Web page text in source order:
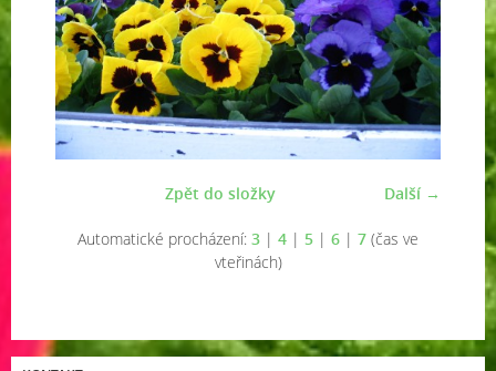
Další →
Zpět do složky
Automatické procházení: 3 | 4 | 5 | 6 | 7 (čas ve
vteřinách)